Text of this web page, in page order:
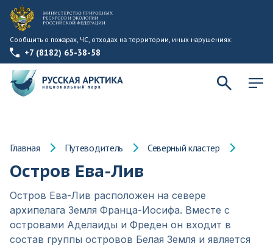
Сообщить о пожарах, ЧС, отходах на территории, иных нарушениях:
+7 (8182) 65-38-58
Главная Путеводитель Северный кластер
Остров Ева-Лив
Остров Ева-Лив расположен на севере
архипелага Земля Франца-Иосифа. Вместе с
островами Аделаиды и Фреден он входит в
состав группы островов Белая Земля и является